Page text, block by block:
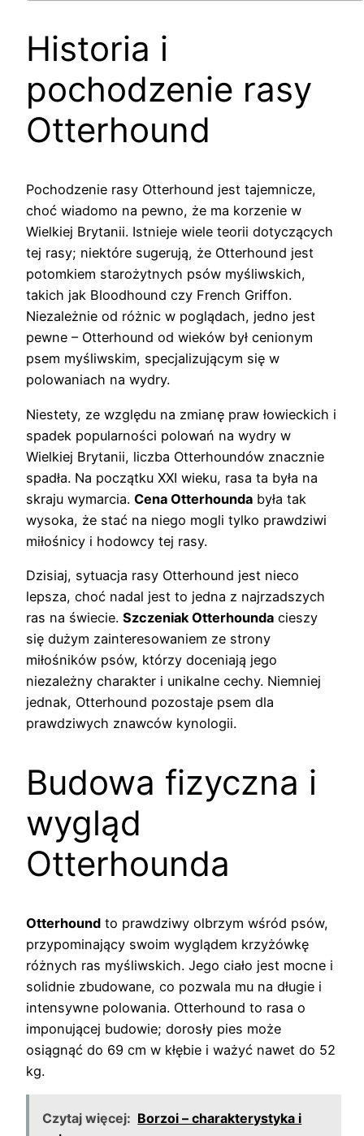
Historia i
pochodzenie rasy
Otterhound
Pochodzenie rasy Otterhound jest tajemnicze,
choć wiadomo na pewno, że ma korzenie w
Wielkiej Brytanii. Istnieje wiele teorii dotyczących
tej rasy; niektóre sugerują, że Otterhound jest
potomkiem starożytnych psów myśliwskich,
takich jak Bloodhound czy French Griffon.
Niezależnie od różnic w poglądach, jedno jest
pewne – Otterhound od wieków był cenionym
psem myśliwskim, specjalizującym się w
polowaniach na wydry.
Niestety, ze względu na zmianę praw łowieckich i
spadek popularności polowań na wydry w
Wielkiej Brytanii, liczba Otterhoundów znacznie
spadła. Na początku XXI wieku, rasa ta była na
skraju wymarcia. Cena Otterhounda była tak
wysoka, że stać na niego mogli tylko prawdziwi
miłośnicy i hodowcy tej rasy.
Dzisiaj, sytuacja rasy Otterhound jest nieco
lepsza, choć nadal jest to jedna z najrzadszych
ras na świecie. Szczeniak Otterhounda cieszy
się dużym zainteresowaniem ze strony
miłośników psów, którzy doceniają jego
niezależny charakter i unikalne cechy. Niemniej
jednak, Otterhound pozostaje psem dla
prawdziwych znawców kynologii.
Budowa fizyczna i
wygląd
Otterhounda
Otterhound to prawdziwy olbrzym wśród psów,
przypominający swoim wyglądem krzyżówkę
różnych ras myśliwskich. Jego ciało jest mocne i
solidnie zbudowane, co pozwala mu na długie i
intensywne polowania. Otterhound to rasa o
imponującej budowie; dorosły pies może
osiągnąć do 69 cm w kłębie i ważyć nawet do 52
kg.
Czytaj więcej: Borzoi – charakterystyka i